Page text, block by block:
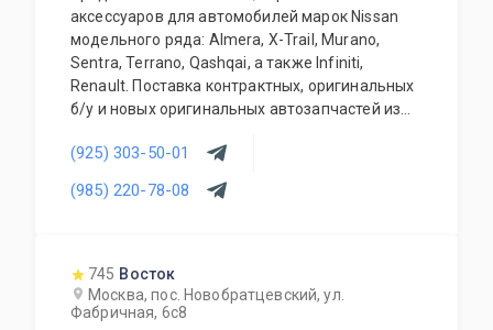
аксессуаров для автомобилей марок Nissan
модельного ряда: Almera, X-Trail, Murano,
Sentra, Terrano, Qashqai, а также Infiniti,
Renault. Поставка контрактных, оригинальных
б/у и новых оригинальных автозапчастей из
также под заказ. Автосервис осуществляет
ремонт, разборки автомобилей марок Nissan
модельного ряда: Almera, X-Trail, Murano,
полное ТО. Установка автозапчастей и
агрегатов на автомобили марок Nissan- весь
модельный ряд и Infiniti, Renault. Проводится
(925) 303-50-01
(985) 220-78-08
745 Восток
Москва, пос. Новобратцевский, ул.
Фабричная, 6с8